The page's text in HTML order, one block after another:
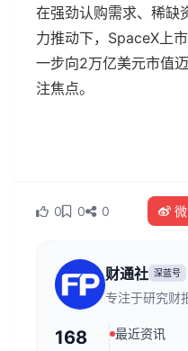
在强劲认购需求、稀缺
力推动下，SpaceX上
一步向2万亿美元市值
注焦点。
0 0 0
财通社 深蓝号
专注于研究财
168
最近资讯